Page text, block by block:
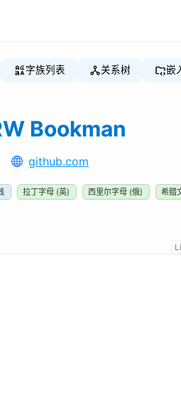
字族列表 关系树 嵌
Bookman
github.com
拉丁字母 (英) 西里尔字母 (俄) 希腊